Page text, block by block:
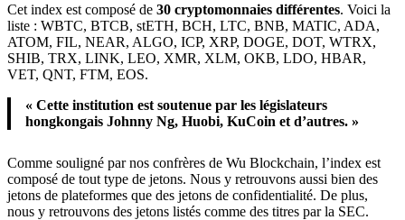
Cet index est composé de 30 cryptomonnaies différentes. Voici la
liste : WBTC, BTCB, stETH, BCH, LTC, BNB, MATIC, ADA,
ATOM, FIL, NEAR, ALGO, ICP, XRP, DOGE, DOT, WTRX,
SHIB, TRX, LINK, LEO, XMR, XLM, OKB, LDO, HBAR,
VET, QNT, FTM, EOS.
« Cette institution est soutenue par les législateurs
hongkongais Johnny Ng, Huobi, KuCoin et d’autres. »
Comme souligné par nos confrères de Wu Blockchain, l’index est
composé de tout type de jetons. Nous y retrouvons aussi bien des
jetons de plateformes que des jetons de confidentialité. De plus,
nous y retrouvons des jetons listés comme des titres par la SEC.